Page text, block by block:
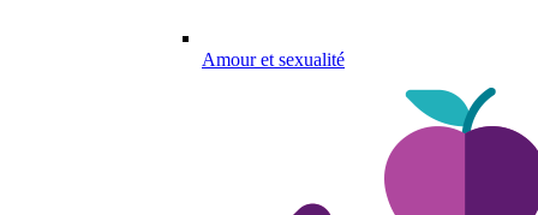
Amour et sexualité